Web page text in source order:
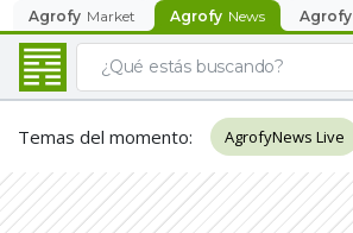
Agrofy Market Agrofy News Agrofy
Temas del momento: AgrofyNews Live